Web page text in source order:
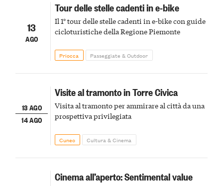
13
AGO
Tour delle stelle cadenti in e-bike
Il 1° tour delle stelle cadenti in e-bike con guide
cicloturistiche della Regione Piemonte
Priocca Passeggiate & Outdoor
13 AGO
14 AGO
Visite al tramonto in Torre Civica
Visita al tramonto per ammirare al città da una
prospettiva privilegiata
Cuneo Cultura & Cinema
Cinema all’aperto: Sentimental value